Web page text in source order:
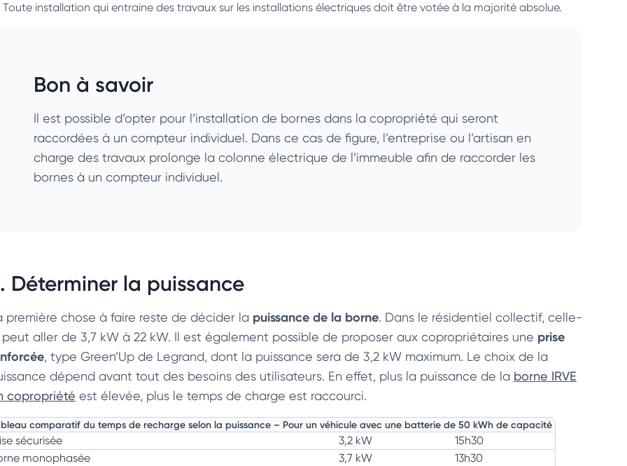
Toute installation qui entraine des travaux sur les installations électriques doit être votée à la majorité absolue.
Bon à savoir
Il est possible d’opter pour l’installation de bornes dans la copropriété qui seront
raccordées à un compteur individuel. Dans ce cas de figure, l’entreprise ou l’artisan en
charge des travaux prolonge la colonne électrique de l’immeuble afin de raccorder les
bornes à un compteur individuel.
Déterminer la puissance
première chose à faire reste de décider la puissance de la borne. Dans le résidentiel collectif, celle-
aller de 3,7 kW à 22 kW. Il est également possible de proposer aux copropriétaires une prise
, type Green’Up de Legrand, dont la puissance sera de 3,2 kW maximum. Le choix de la
dépend avant tout des besoins des utilisateurs. En effet, plus la puissance de la borne IRVE
copropriété est élevée, plus le temps de charge est raccourci.
comparatif du temps de recharge selon la puissance – Pour un véhicule avec une batterie de 50 kWh de capacité
sécurisée 3,2 kW
15h30
monophasée
3,7 kW
13h30